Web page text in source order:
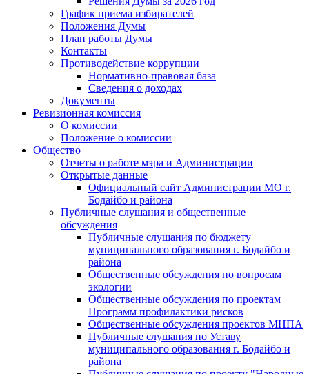
График приема избирателей
Положения Думы
План работы Думы
Контакты
Противодействие коррупции
Нормативно-правовая база
Сведения о доходах
Документы
Ревизионная комиссия
О комиссии
Положение о комиссии
Общество
Отчеты о работе мэра и Администрации
Открытые данные
Официальный сайт Администрации МО г.
Бодайбо и района
Публичные слушания и общественные
обсуждения
Публичные слушания по бюджету
муниципального образования г. Бодайбо и
района
Общественные обсуждения по вопросам
экологии
Общественные обсуждения по проектам
Программ профилактики рисков
Общественные обсуждения проектов МНПА
Публичные слушания по Уставу
муниципального образования г. Бодайбо и
района